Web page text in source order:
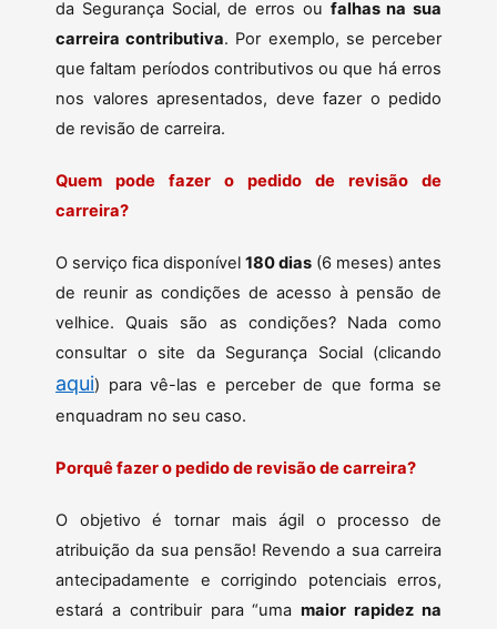
da Segurança Social, de erros ou falhas na sua
carreira contributiva. Por exemplo, se perceber
que faltam períodos contributivos ou que há erros
nos valores apresentados, deve fazer o pedido
de revisão de carreira.
Quem pode fazer o pedido de revisão de
carreira?
O serviço fica disponível 180 dias (6 meses) antes
de reunir as condições de acesso à pensão de
velhice. Quais são as condições? Nada como
consultar o site da Segurança Social (clicando
aqui) para vê-las e perceber de que forma se
enquadram no seu caso.
Porquê fazer o pedido de revisão de carreira?
O objetivo é tornar mais ágil o processo de
atribuição da sua pensão! Revendo a sua carreira
antecipadamente e corrigindo potenciais erros,
estará a contribuir para “umamaior rapidez na